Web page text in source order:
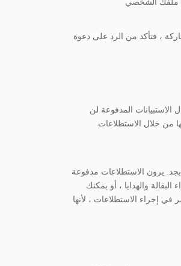
، فتأكد من الرد على دعوة
المدفوعة لن
من خلال الاستطلاعات
بجد. يرون الاستطلاعات مدفوعة
والهدايا ، أو يمكنك
إجراء الاستطلاعات ، لأنها